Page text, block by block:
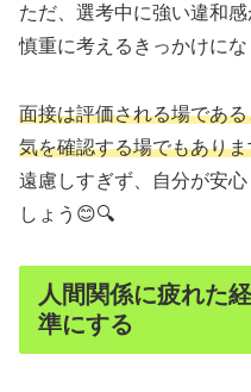
ただ、選考中に強い違和
慎重に考えるきっかけにな
面接は評価される場であ
気を確認する場でもあり
遠慮しすぎず、自分が安
しょう😊🔍
人間関係に疲れた
準にする